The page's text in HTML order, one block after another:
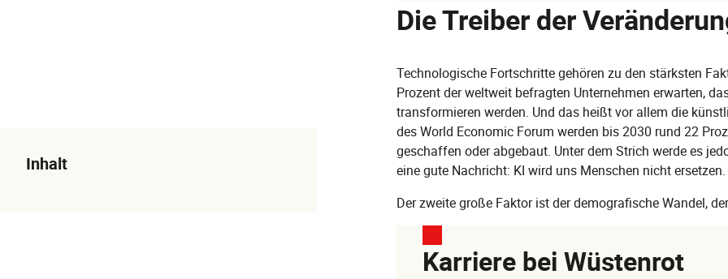
Inhalt
Die Treiber der
Technologische Fortschritte gehören zu den stärksten
Prozent der weltweit befragten Unternehmen erwarten,
transformieren werden. Und das heißt vor allem die
des World Economic Forum werden bis 2030 rund 22
geschaffen oder abgebaut. Unter dem Strich werde es
eine gute Nachricht: KI wird uns Menschen nicht ersetzen.
Der zweite große Faktor ist der demografische Wandel,
Karriere bei Wüstenrot